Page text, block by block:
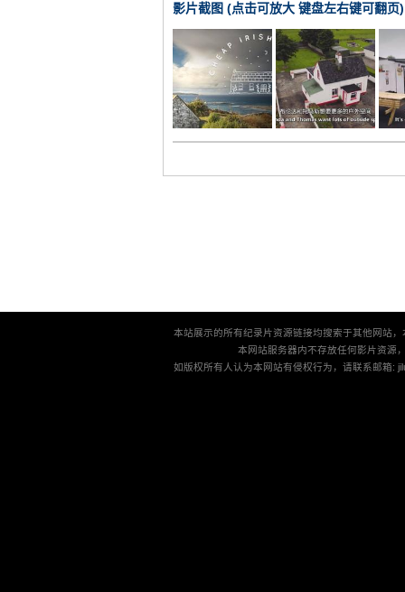
影片截图 (点击可放大 键盘左右键可翻页)
本站展示的所有纪录片资源链接均搜索于其他网站
本网站服务器内不存放任何影片资源
如版权所有人认为本网站有侵权行为，请联系邮箱: